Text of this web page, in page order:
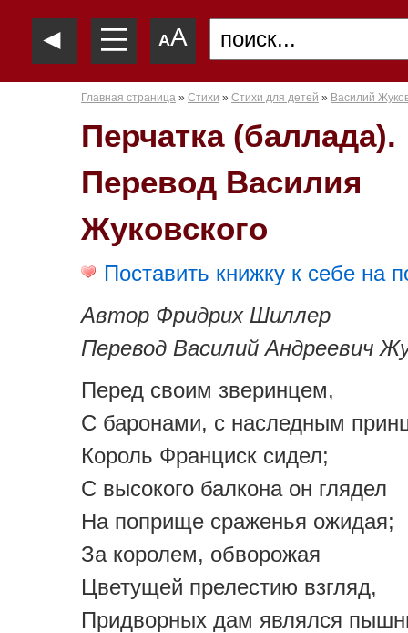
◄ —
—
— AA
Главная страница » Стихи » Стихи для детей » Василий
Перчатка (баллада).
Перевод Василия
Жуковского
Поставить книжку к себе на
Автор Фридрих Шиллер
Перевод Василий Андреевич
Перед своим зверинцем,
С баронами, с наследным
Король Франциск сидел;
С высокого балкона он глядел
На поприще сраженья ожидая;
За королем, обворожая
Цветущей прелестию взгляд,
Придворных дам являлся